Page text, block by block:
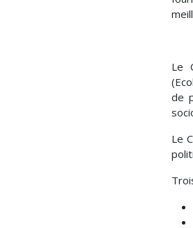
Le
de
Le